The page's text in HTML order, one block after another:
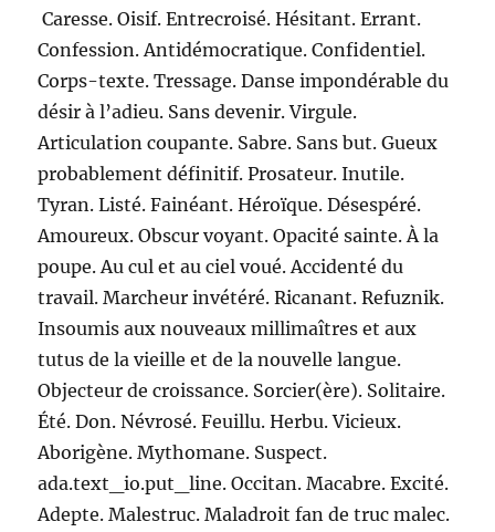
Caresse. Oisif. Entrecroisé. Hésitant. Errant.
Confession. Antidémocratique. Confidentiel.
Corps-texte. Tressage. Danse impondérable du
désir à l’adieu. Sans devenir. Virgule.
Articulation coupante. Sabre. Sans but. Gueux
probablement définitif. Prosateur. Inutile.
Tyran. Listé. Fainéant. Héroïque. Désespéré.
Amoureux. Obscur voyant. Opacité sainte. À la
poupe. Au cul et au ciel voué. Accidenté du
travail. Marcheur invétéré. Ricanant. Refuznik.
Insoumis aux nouveaux millimaîtres et aux
tutus de la vieille et de la nouvelle langue.
Objecteur de croissance. Sorcier(ère). Solitaire.
Été. Don. Névrosé. Feuillu. Herbu. Vicieux.
Aborigène. Mythomane. Suspect.
ada.text_io.put_line. Occitan. Macabre. Excité.
Adepte. Malestruc. Maladroit fan de truc malec.